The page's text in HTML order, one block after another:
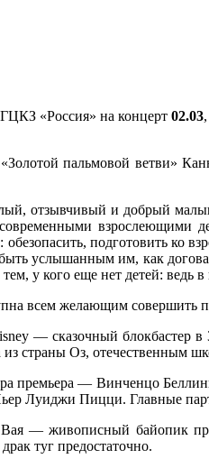
«Россия» на концерт 02.03
пальмовой ветви»
отзывчивый и добрый
взрослеющими
подготовить ко
услышанным им, как
у кого еще нет детей:
всем желающим совершить
— сказочный
страны Оз, отечественным
премьера — Винченцо
Луиджи Пицци. Главные
— живописный байопик
туг предостаточно.